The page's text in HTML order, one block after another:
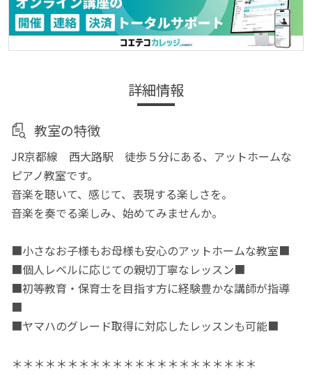
詳細情報
教室の特徴
JR京都線 西大路駅 徒歩５分にある、アットホームな
ピアノ教室です。
音楽を聴いて、感じて、表現する楽しさを。
音楽を奏でる楽しみ、始めてみませんか。
■小さなお子様もお母様も安心のアットホームな教室■
■個人レベルに応じての親切丁寧なレッスン■
■初等教育・保育士を目指す方に経験豊かな講師が指導
■
■ヤマハのグレード取得に対応したレッスンも可能■
＊＊＊＊＊＊＊＊＊＊＊＊＊＊＊＊＊＊＊＊＊＊